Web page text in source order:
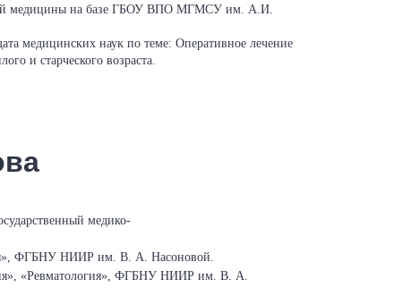
медицины на базе ГБОУ ВПО МГМСУ им. А.И.
медицинских наук по теме: Оперативное лечение
и старческого возраста.
медико-
ФГБНУ НИИР им. В. А. Насоновой.
«Ревматология», ФГБНУ НИИР им. В. А.